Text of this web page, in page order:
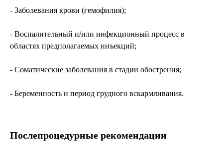
- Заболевания крови (гемофилия);
- Воспалительный и/или инфекционный процесс в
областях предполагаемых инъекций;
- Соматические заболевания в стадии обострения;
- Беременность и период грудного вскармливания.
Послепроцедурные рекомендации